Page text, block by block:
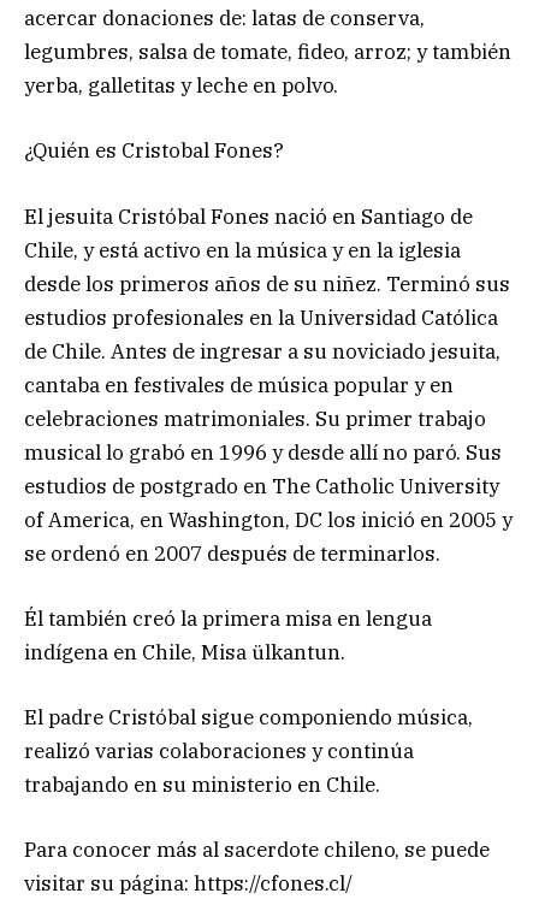
acercar donaciones de: latas de conserva,
legumbres, salsa de tomate, fideo, arroz; y también
yerba, galletitas y leche en polvo.
¿Quién es Cristobal Fones?
El jesuita Cristóbal Fones nació en Santiago de
Chile, y está activo en la música y en la iglesia
desde los primeros años de su niñez. Terminó sus
estudios profesionales en la Universidad Católica
de Chile. Antes de ingresar a su noviciado jesuita,
cantaba en festivales de música popular y en
celebraciones matrimoniales. Su primer trabajo
musical lo grabó en 1996 y desde allí no paró. Sus
estudios de postgrado en The Catholic University
of America, en Washington, DC los inició en 2005 y
se ordenó en 2007 después de terminarlos.
Él también creó la primera misa en lengua
indígena en Chile, Misa ülkantun.
El padre Cristóbal sigue componiendo música,
realizó varias colaboraciones y continúa
trabajando en su ministerio en Chile.
Para conocer más al sacerdote chileno, se puede
visitar su página: https://cfones.cl/